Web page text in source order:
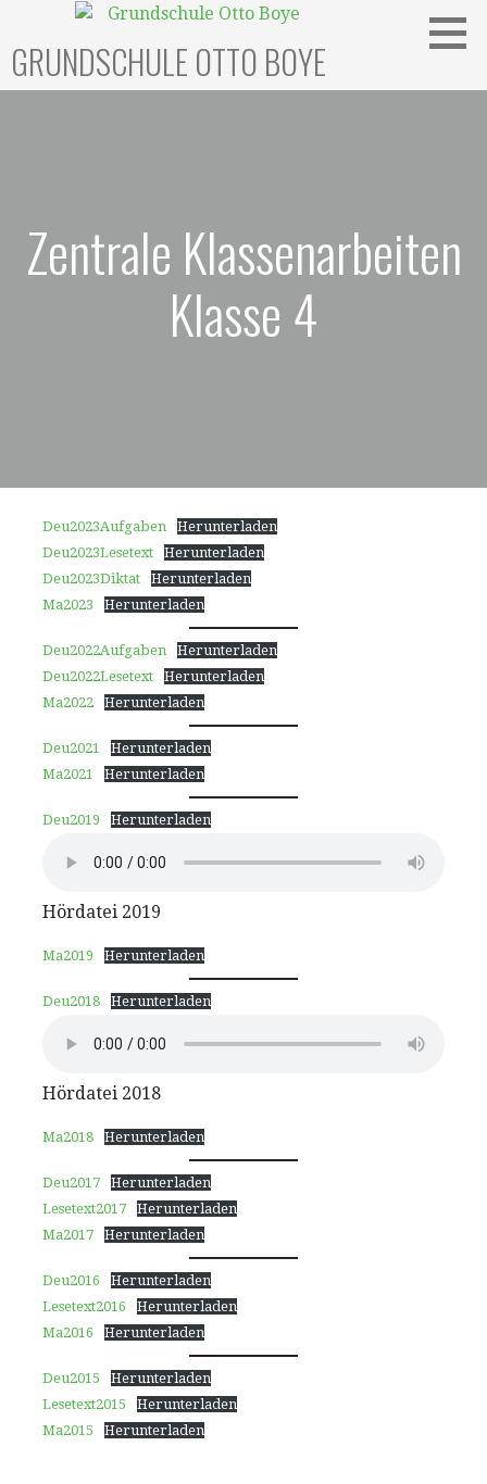
springen
GRUNDSCHULE OTTO BOYE
Zentrale Klassenarbeiten
Klasse 4
Deu2023Aufgaben
Herunterladen
Deu2023Lesetext
Herunterladen
Deu2023Diktat
Herunterladen
Ma2023
Herunterladen
Deu2022Aufgaben
Herunterladen
Deu2022Lesetext
Herunterladen
Ma2022
Herunterladen
Deu2021
Herunterladen
Ma2021
Herunterladen
Deu2019 Herunterladen
Hördatei 2019
Ma2019 Herunterladen
Deu2018 Herunterladen
Hördatei 2018
Ma2018 Herunterladen
Deu2017
Herunterladen
Lesetext2017
Herunterladen
Ma2017
Herunterladen
Deu2016
Herunterladen
Lesetext2016
Herunterladen
Ma2016
Herunterladen
Deu2015
Herunterladen
Lesetext2015
Herunterladen
Ma2015
Herunterladen